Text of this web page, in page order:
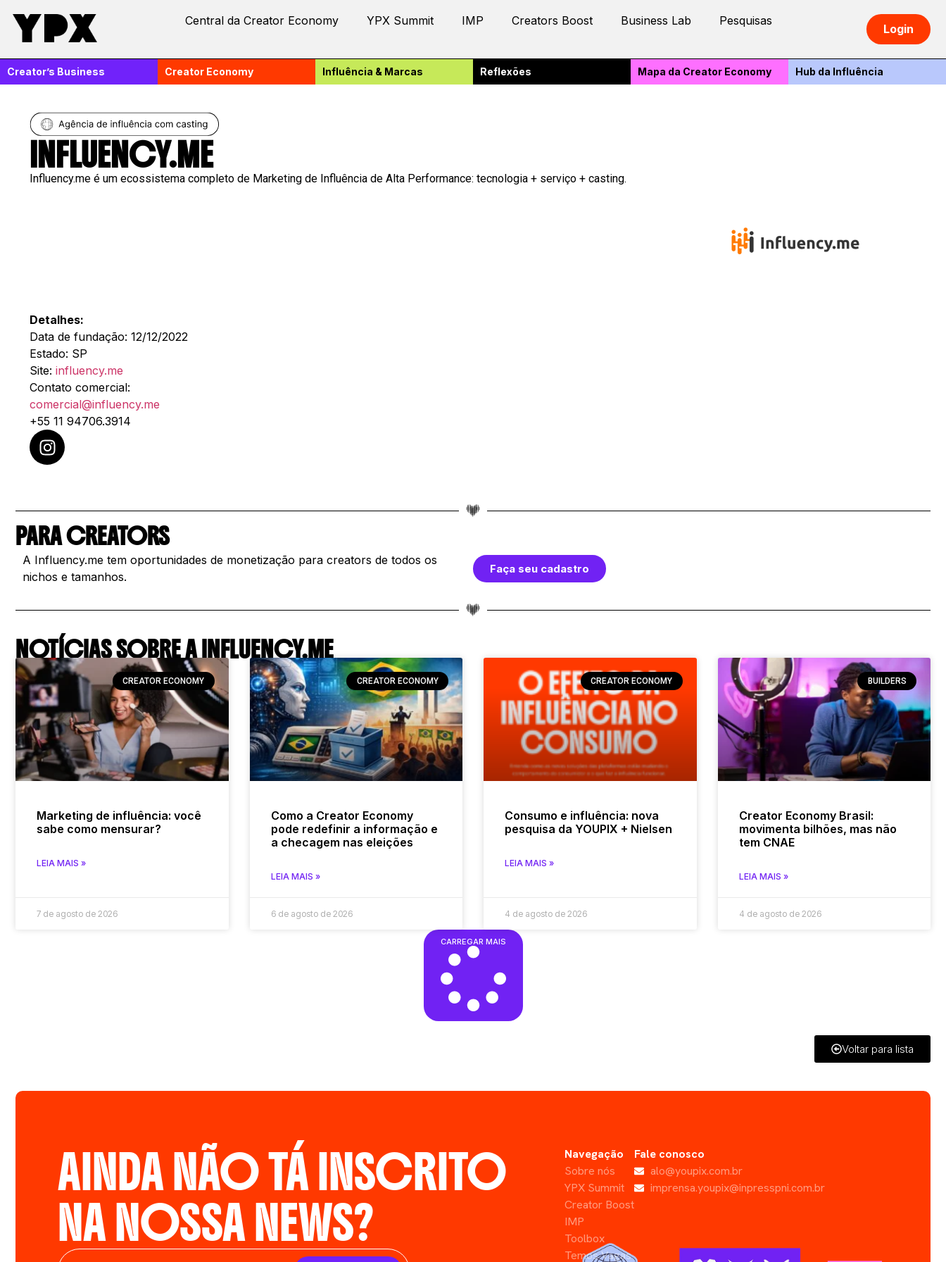
Central da Creator Economy YPX Summit IMP Creators Boost Business Lab Pesquisas
Login
Creator’s Business Creator Economy Influência & Marcas Reflexões Mapa da Creator Economy Hub da Influência
INFLUENCY.ME
Influency.me é um ecossistema completo de Marketing de Influência de Alta Performance: tecnologia + serviço + casting.
Detalhes:
Data de fundação: 12/12/2022
Estado: SP
Site: influency.me
Contato comercial:
comercial@influency.me
+55 11 94706.3914
PARA CREATORS
A Influency.me tem oportunidades de monetização para creators de todos os
nichos e tamanhos.
Faça seu cadastro
NOTÍCIAS SOBRE A INFLUENCY.ME
CREATOR ECONOMY
Marketing de influência: você
sabe como mensurar?
LEIA MAIS »
7 de agosto de 2026
CREATOR ECONOMY
Como a Creator Economy
pode redefinir a informação e
a checagem nas eleições
LEIA MAIS »
6 de agosto de 2026
CREATOR ECONOMY
Consumo e influência: nova
pesquisa da YOUPIX + Nielsen
LEIA MAIS »
4 de agosto de 2026
BUILDERS
Creator Economy Brasil:
movimenta bilhões, mas não
tem CNAE
LEIA MAIS »
4 de agosto de 2026
CARREGAR MAIS
Voltar para lista
AINDA NÃO TÁ INSCRITO
NA NOSSA NEWS?
Navegação
Sobre nós
YPX Summit
Creator Boost
IMP
Toolbox
Temos Vagas
Fale conosco
alo@youpix.com.br
imprensa.youpix@inpresspni.com.br